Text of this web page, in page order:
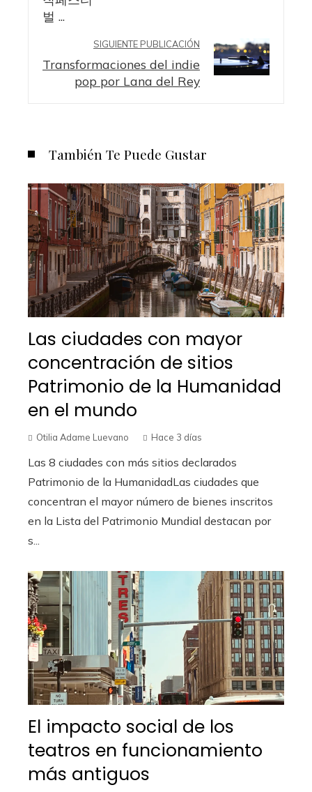
SIGUIENTE PUBLICACIÓN
Transformaciones del indie
pop por Lana del Rey
También Te Puede Gustar
Las ciudades con mayor
concentración de sitios
Patrimonio de la Humanidad
en el mundo
Otilia Adame Luevano Hace 3 días
Las 8 ciudades con más sitios declarados
Patrimonio de la HumanidadLas ciudades que
concentran el mayor número de bienes inscritos
en la Lista del Patrimonio Mundial destacan por
s...
El impacto social de los
teatros en funcionamiento
más antiguos